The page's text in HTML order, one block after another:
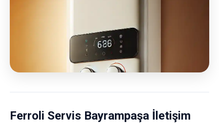
Ferroli Servis Bayrampaşa İletişim